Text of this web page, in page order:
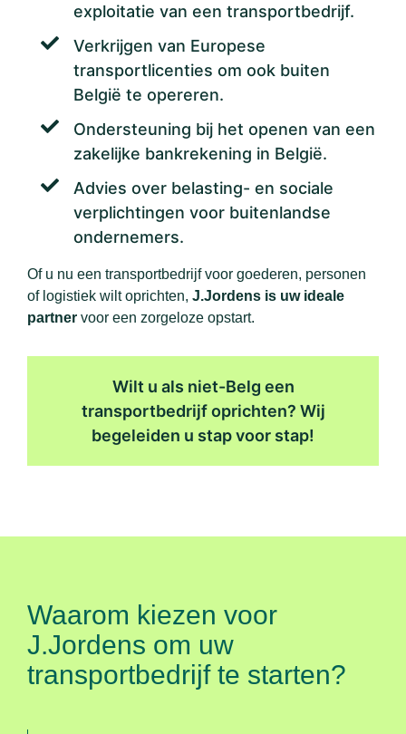
exploitatie van een transportbedrijf.
Verkrijgen van Europese
transportlicenties om ook buiten
België te opereren.
Ondersteuning bij het openen van een
zakelijke bankrekening in België.
Advies over belasting- en sociale
verplichtingen voor buitenlandse
ondernemers.
Of u nu een transportbedrijf voor goederen, personen
of logistiek wilt oprichten, J.Jordens is uw ideale
partner voor een zorgeloze opstart.
Wilt u als niet-Belg een
transportbedrijf oprichten? Wij
begeleiden u stap voor stap!
Waarom kiezen voor
J.Jordens om uw
transportbedrijf te starten?